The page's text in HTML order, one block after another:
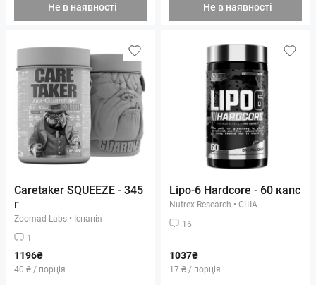
Не в наявності Не в наявності
Caretaker SQUEEZE - 345
г
Zoomad Labs • Іспанія
1
1196₴
40 ₴ / порція
Lipo-6 Hardcore - 60 капс
Nutrex Research • США
16
1037₴
17 ₴ / порція